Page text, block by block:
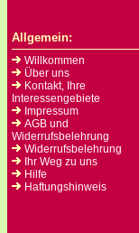
Allgemein:
Willkommen
Über uns
Kontakt, Ihre
Interessengebiete
Impressum
AGB und
Widerrufsbelehrung
Widerrufsbelehrung
Ihr Weg zu uns
Hilfe
Haftungshinweis